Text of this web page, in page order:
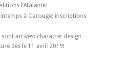
l’Atalante!
à Carouge: inscriptions
sont arrivés: character design
dès le 11 avril 2019!